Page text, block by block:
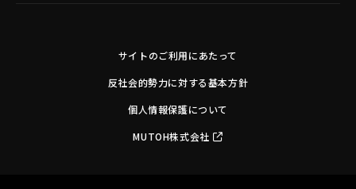
サイトのご利用にあたって
反社会的勢力に対する基本方針
個人情報保護について
MUTOH株式会社